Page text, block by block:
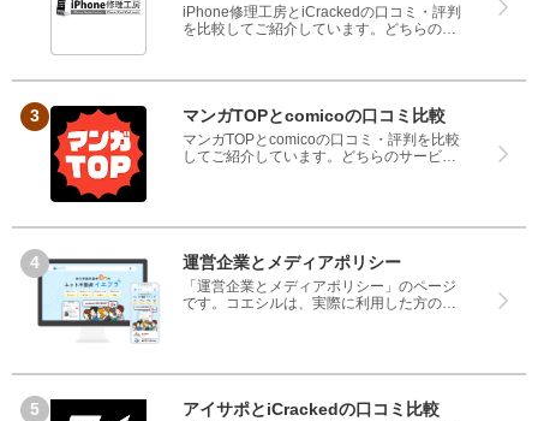
iPhone修理工房とiCrackedの口コミ・評判
を比較してご紹介しています。どちらのサ
て、iPhone修理工房とiCrackedのどちらを
マンガTOPとcomicoの口コミ比較
マンガTOPとcomicoの口コミ・評判を比較
してご紹介しています。どちらのサービス
てください。
運営企業とメディアポリシー
「運営企業とメディアポリシー」のページ
です。コエシルは、実際に利用した方の口
なく、悪い口コミもしっかり掲載している
さい。
アイサポとiCrackedの口コミ比較